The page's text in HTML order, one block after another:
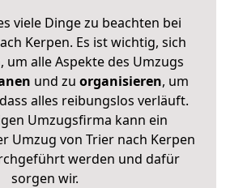
viele Dinge zu beachten bei
Kerpen. Es ist wichtig, sich
um alle Aspekte des Umzugs
und zu organisieren, um
alles reibungslos verläuft.
Umzugsfirma kann ein
Umzug von Trier nach Kerpen
werden und dafür
sorgen wir.